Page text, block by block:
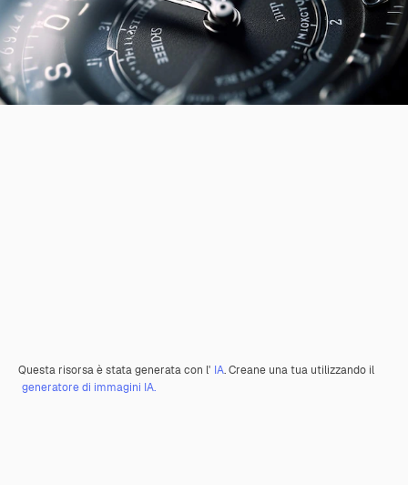
Questa risorsa è stata generata con l' IA. Creane una tua utilizzando il
generatore di immagini IA.